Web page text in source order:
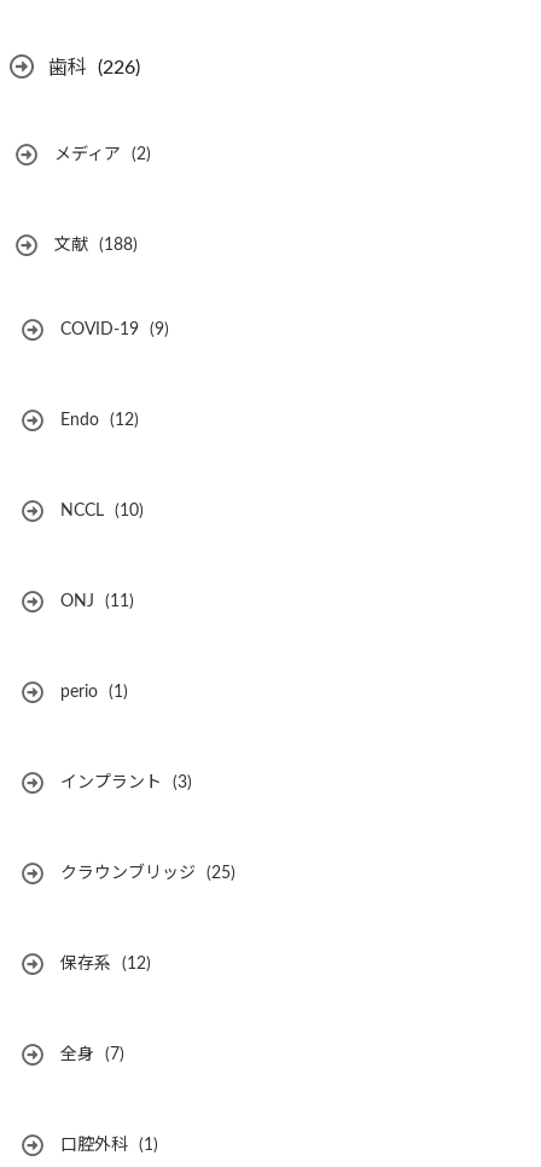
歯科 (226)
メディア (2)
文献 (188)
COVID-19 (9)
Endo (12)
NCCL (10)
ONJ (11)
perio (1)
インプラント (3)
クラウンブリッジ (25)
保存系 (12)
全身 (7)
口腔外科 (1)